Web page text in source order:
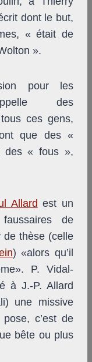
dont le but,
« était de
».
pour les
des
ces gens,
que des «
des « fous »,
Allard est un
de
de thèse (celle
) «alors qu’il
P. Vidal-
à J.-P. Allard
une missive
c’est de
bête ou plus